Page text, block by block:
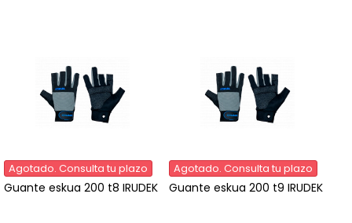
Agotado. Consulta tu plazo
Guante eskua 200 t8 IRUDEK
Agotado. Consulta tu plazo
Guante eskua 200 t9 IRUDEK